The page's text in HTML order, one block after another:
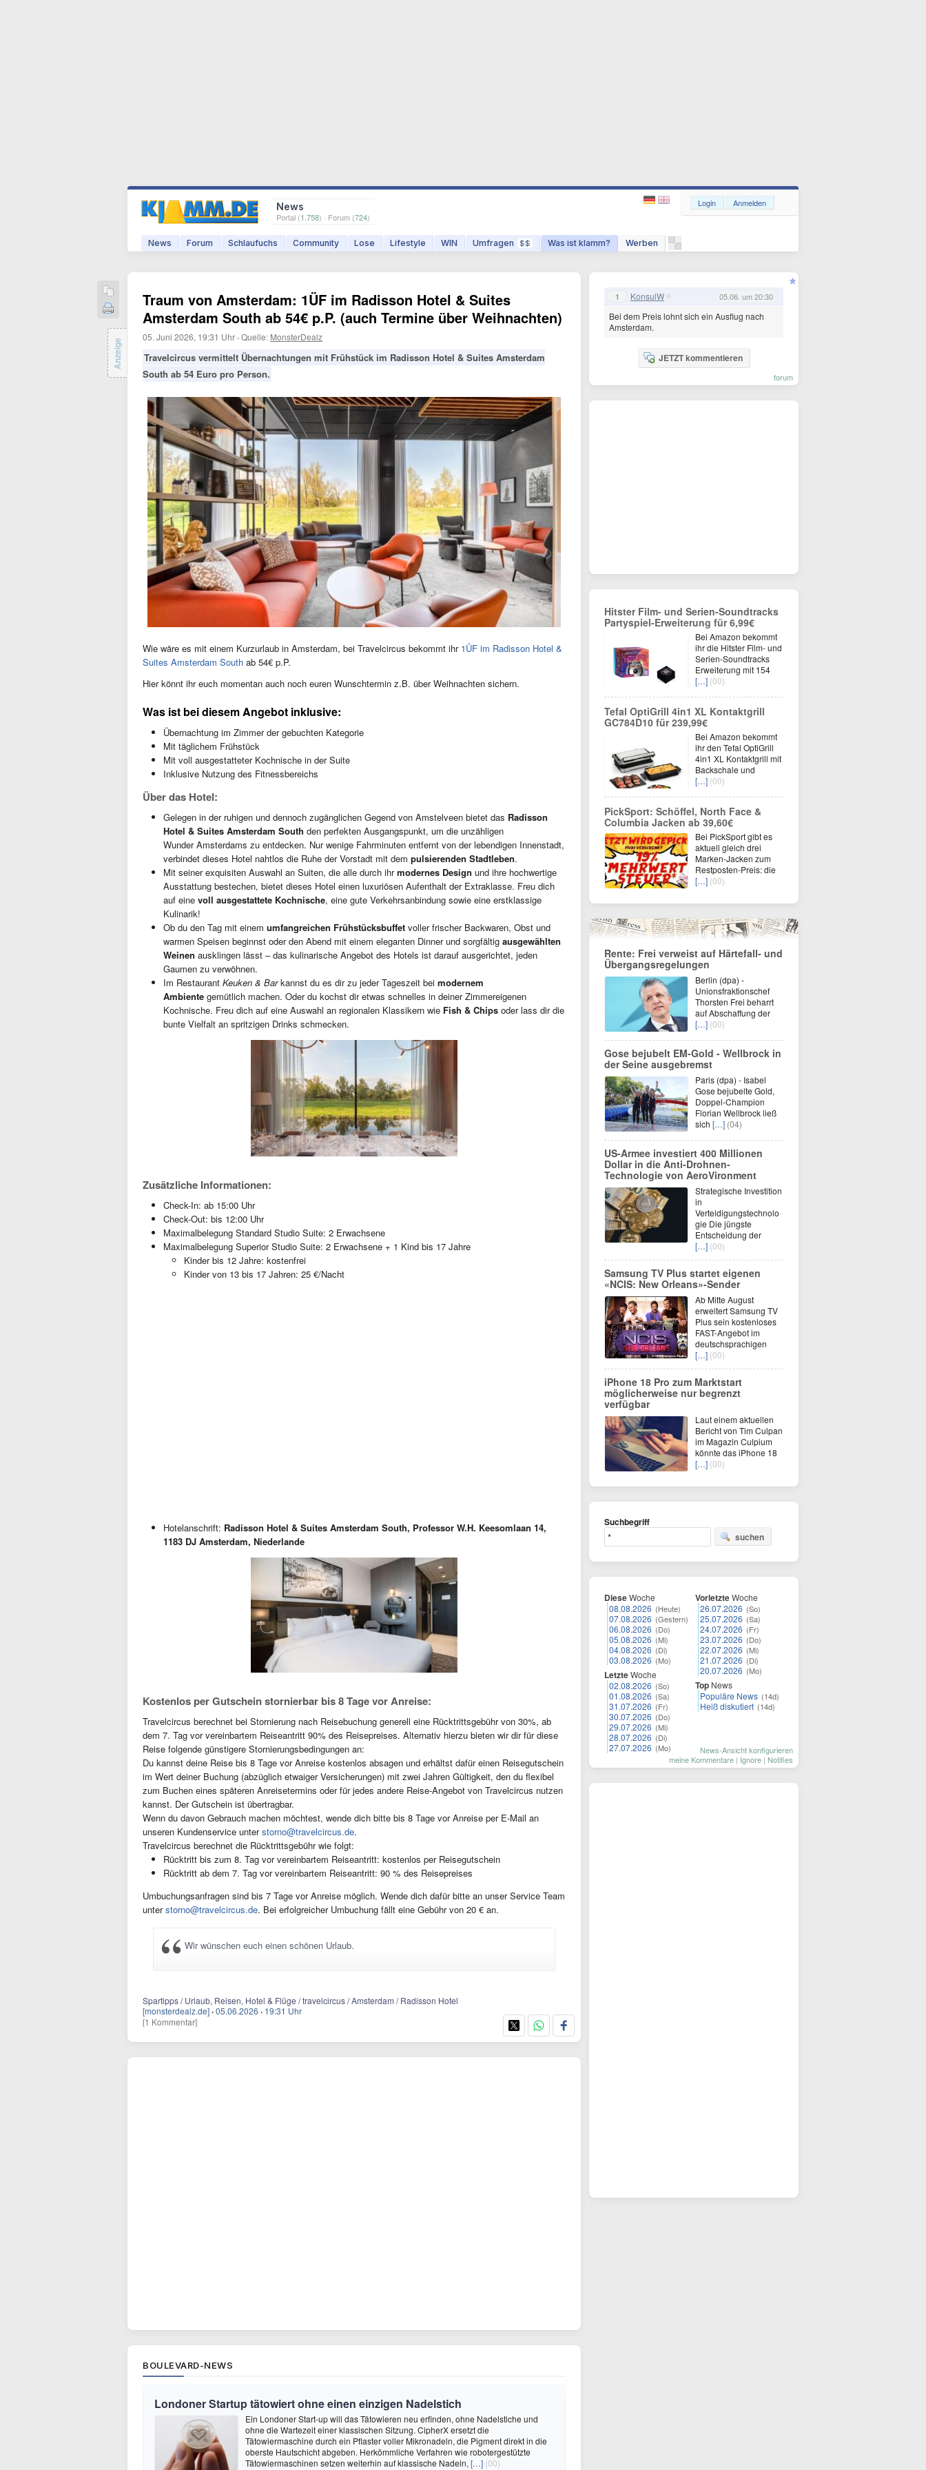
News
Portal (1.758) · Forum (724)
News Forum Schlaufuchs Community Lose Lifestyle WIN Umfragen $$ Was ist klamm? Werben
Login Anmelden
Traum von Amsterdam: 1ÜF im Radisson Hotel & Suites
Amsterdam South ab 54€ p.P. (auch Termine über Weihnachten)
05. Juni 2026, 19:31 Uhr ·Quelle: MonsterDealz
Travelcircus vermittelt Übernachtungen mit Frühstück im Radisson Hotel & Suites Amsterdam
South ab 54 Euro pro Person.
Wie wäre es mit einem Kurzurlaub in Amsterdam, bei Travelcircus bekommt ihr 1ÜF im Radisson Hotel &
Suites Amsterdam South ab 54€ p.P.
Hier könnt ihr euch momentan auch noch euren Wunschtermin z.B. über Weihnachten sichern.
Was ist bei diesem Angebot inklusive:
Übernachtung im Zimmer der gebuchten Kategorie
Mit täglichem Frühstück
Mit voll ausgestatteter Kochnische in der Suite
Inklusive Nutzung des Fitnessbereichs
Über das Hotel:
Gelegen in der ruhigen und dennoch zugänglichen Gegend von Amstelveen bietet das Radisson
Hotel & Suites Amsterdam South den perfekten Ausgangspunkt, um die unzähligen
Wunder Amsterdams zu entdecken. Nur wenige Fahrminuten entfernt von der lebendigen Innenstadt,
verbindet dieses Hotel nahtlos die Ruhe der Vorstadt mit dem pulsierenden Stadtleben.
Mit seiner exquisiten Auswahl an Suiten, die alle durch ihrmodernes Design und ihre hochwertige
Ausstattung bestechen, bietet dieses Hotel einen luxuriösen Aufenthalt der Extraklasse. Freu dich
auf eine voll ausgestattete Kochnische, eine gute Verkehrsanbindung sowie eine erstklassige
Kulinarik!
Ob du den Tag mit einem umfangreichen Frühstücksbuffet voller frischer Backwaren, Obst und
warmen Speisen beginnst oder den Abend mit einem eleganten Dinner und sorgfältig ausgewählten
Weinen ausklingen lässt – das kulinarische Angebot des Hotels ist darauf ausgerichtet, jeden
Gaumen zu verwöhnen.
Im Restaurant Keuken & Barkannst du es dir zu jeder Tageszeit bei modernem
Ambiente gemütlich machen. Oder du kochst dir etwas schnelles in deiner Zimmereigenen
Kochnische. Freu dich auf eine Auswahl an regionalen Klassikern wie Fish & Chips oder lass dir die
bunte Vielfalt an spritzigen Drinks schmecken.
Zusätzliche Informationen:
Check-In: ab 15:00 Uhr
Check-Out: bis 12:00 Uhr
Maximalbelegung Standard Studio Suite: 2 Erwachsene
Maximalbelegung Superior Studio Suite: 2 Erwachsene + 1 Kind bis 17 Jahre
Kinder bis 12 Jahre: kostenfrei
Kinder von 13 bis 17 Jahren: 25 €/Nacht
Hotelanschrift: Radisson Hotel & Suites Amsterdam South, Professor W.H. Keesomlaan 14,
1183 DJ Amsterdam, Niederlande
Kostenlos per Gutschein stornierbar bis 8 Tage vor Anreise:
Travelcircus berechnet bei Stornierung nach Reisebuchung generell eine Rücktrittsgebühr von 30%, ab
dem 7. Tag vor vereinbartem Reiseantritt 90% des Reisepreises. Alternativ hierzu bieten wir dir für diese
Reise folgende günstigere Stornierungsbedingungen an:
Du kannst deine Reise bis 8 Tage vor Anreise kostenlos absagen und erhältst dafür einen Reisegutschein
im Wert deiner Buchung (abzüglich etwaiger Versicherungen) mit zwei Jahren Gültigkeit, den du flexibel
zum Buchen eines späteren Anreisetermins oder für jedes andere Reise-Angebot von Travelcircus nutzen
kannst. Der Gutschein ist übertragbar.
Wenn du davon Gebrauch machen möchtest, wende dich bitte bis 8 Tage vor Anreise per E-Mail an
unseren Kundenservice unterstorno@travelcircus.de.
Travelcircus berechnet die Rücktrittsgebühr wie folgt:
Rücktritt bis zum 8. Tag vor vereinbartem Reiseantritt: kostenlos per Reisegutschein
Rücktritt ab dem 7. Tag vor vereinbartem Reiseantritt: 90 % des Reisepreises
Umbuchungsanfragen sind bis 7 Tage vor Anreise möglich. Wende dich dafür bitte an unser Service Team
unterstorno@travelcircus.de. Bei erfolgreicher Umbuchung fällt eine Gebühr von 20 € an.
Wir wünschen euch einen schönen Urlaub.
Spartipps / Urlaub, Reisen, Hotel & Flüge / travelcircus / Amsterdam / Radisson Hotel
[monsterdealz.de] ·05.06.2026 · 19:31 Uhr
[1 Kommentar]
Anzeige
BOULEVARD-NEWS
Londoner Startup tätowiert ohne einen einzigen Nadelstich
Ein Londoner Start-up will das Tätowieren neu erfinden, ohne Nadelstiche und
ohne die Wartezeit einer klassischen Sitzung. CipherX ersetzt die
Tätowiermaschine durch ein Pflaster voller Mikronadeln, die Pigment direkt in die
oberste Hautschicht abgeben. Herkömmliche Verfahren wie robotergestützte
Tätowiermaschinen setzen weiterhin auf klassische Nadeln, […] (00)
1 KonsulW 05.06. um 20:30
Bei dem Preis lohnt sich ein Ausflug nach
Amsterdam.
JETZT kommentieren
forum
Hitster Film- und Serien-Soundtracks
Partyspiel-Erweiterung für 6,99€
Bei Amazon bekommt
ihr die Hitster Film- und
Serien-Soundtracks
Erweiterung mit 154
[…] (00)
Tefal OptiGrill 4in1 XL Kontaktgrill
GC784D10 für 239,99€
Bei Amazon bekommt
ihr den Tefal OptiGrill
4in1 XL Kontaktgrill mit
Backschale und
[…] (00)
PickSport: Schöffel, North Face &
Columbia Jacken ab 39,60€
Bei PickSport gibt es
aktuell gleich drei
Marken-Jacken zum
Restposten-Preis: die
[…] (00)
Rente: Frei verweist auf Härtefall- und
Übergangsregelungen
Berlin (dpa) -
Unionsfraktionschef
Thorsten Frei beharrt
auf Abschaffung der
[…] (00)
Gose bejubelt EM-Gold - Wellbrock in
der Seine ausgebremst
Paris (dpa) - Isabel
Gose bejubelte Gold,
Doppel-Champion
Florian Wellbrock ließ
sich […] (04)
US-Armee investiert 400 Millionen
Dollar in die Anti-Drohnen-
Technologie von AeroVironment
Strategische Investition
in
Verteidigungstechnolo
gie Die jüngste
Entscheidung der
[…] (00)
Samsung TV Plus startet eigenen
«NCIS: New Orleans»-Sender
Ab Mitte August
erweitert Samsung TV
Plus sein kostenloses
FAST-Angebot im
deutschsprachigen
[…] (00)
iPhone 18 Pro zum Marktstart
möglicherweise nur begrenzt
verfügbar
Laut einem aktuellen
Bericht von Tim Culpan
im Magazin Culpium
könnte das iPhone 18
[…] (00)
Suchbegriff
suchen
DieseWoche
08.08.2026 (Heute)
07.08.2026 (Gestern)
06.08.2026 (Do)
05.08.2026 (Mi)
04.08.2026 (Di)
03.08.2026 (Mo)
LetzteWoche
02.08.2026 (So)
01.08.2026 (Sa)
31.07.2026 (Fr)
30.07.2026 (Do)
29.07.2026 (Mi)
28.07.2026 (Di)
27.07.2026 (Mo)
VorletzteWoche
26.07.2026 (So)
25.07.2026 (Sa)
24.07.2026 (Fr)
23.07.2026 (Do)
22.07.2026 (Mi)
21.07.2026 (Di)
20.07.2026 (Mo)
Top News
Populäre News (14d)
Heiß diskutiert (14d)
News-Ansicht konfigurieren
meine Kommentare | Ignore | Notifies